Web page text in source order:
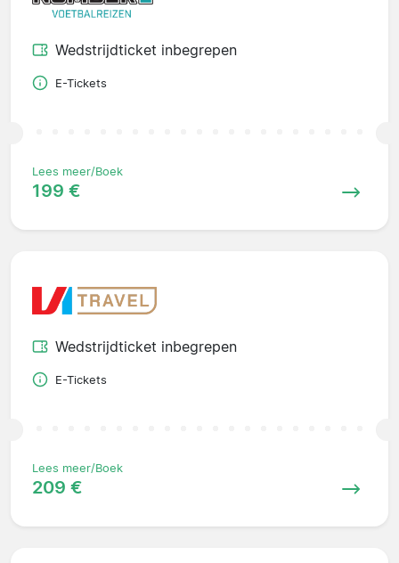
Wedstrijdticket inbegrepen
E-Tickets
Lees meer/Boek
199 €
Wedstrijdticket inbegrepen
E-Tickets
Lees meer/Boek
209 €